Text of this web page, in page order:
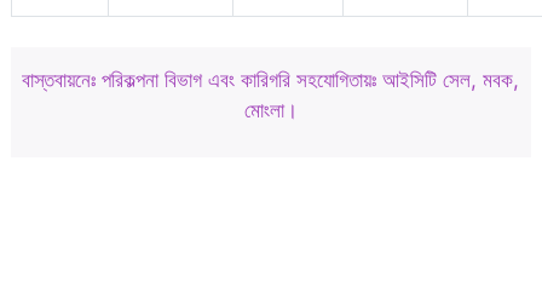
বাস্তবায়নেঃ পরিকল্পনা বিভাগ এবং কারিগরি সহযোগিতায়ঃ আইসিটি সেল, মবক,
মোংলা।